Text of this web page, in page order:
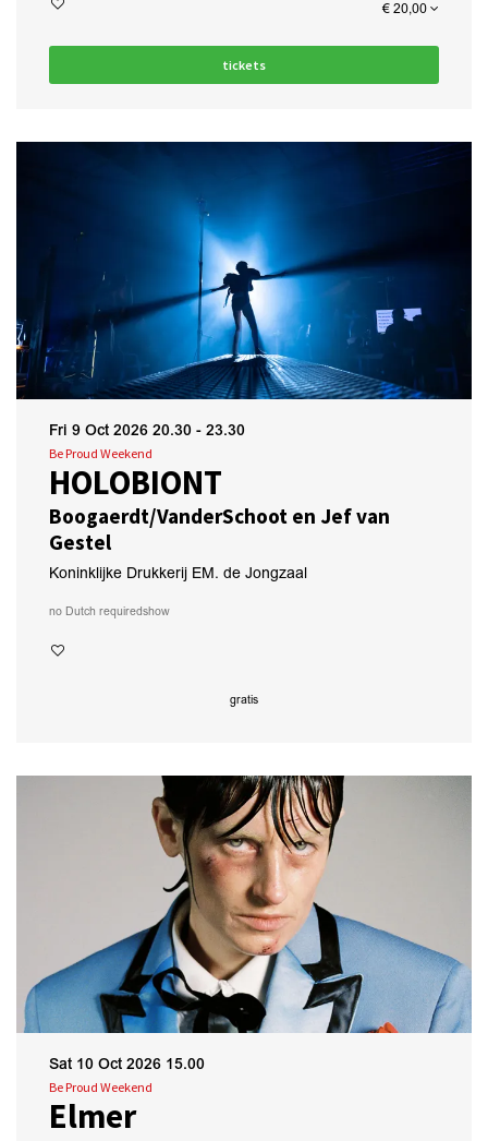
€ 20,00
tickets
HOLOBIONT
Boogaerdt/VanderSchoot en Jef van
Gestel
Be Proud Weekend
Fri 9 Oct 2026 20.30 - 23.30
Koninklijke Drukkerij EM. de Jongzaal
no Dutch requiredshow
gratis
Elmer
Be Proud Weekend
Sat 10 Oct 2026 15.00